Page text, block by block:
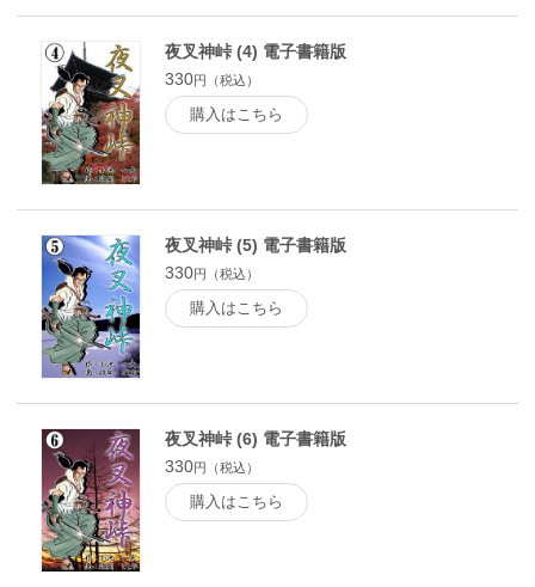
夜叉神峠 (4) 電子書籍版
330円（税込）
購入はこちら
夜叉神峠 (5) 電子書籍版
330円（税込）
購入はこちら
夜叉神峠 (6) 電子書籍版
330円（税込）
購入はこちら